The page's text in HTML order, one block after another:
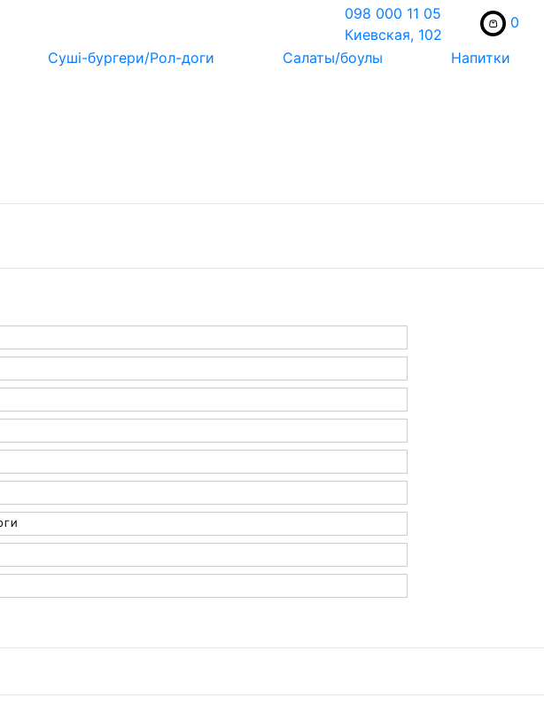
098 000 11 05
Киевская, 102
0
Суші-бургери/Рол-доги Салаты/боулы Напитки